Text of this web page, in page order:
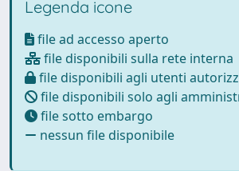
Legenda icone
file ad accesso aperto
file disponibili sulla rete interna
file disponibili agli utenti
file disponibili solo agli
file sotto embargo
nessun file disponibile